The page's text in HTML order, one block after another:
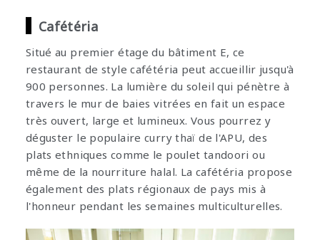
Cafétéria
Situé au premier étage du bâtiment E, ce
restaurant de style cafétéria peut accueillir jusqu'à
900 personnes. La lumière du soleil qui pénètre à
travers le mur de baies vitrées en fait un espace
très ouvert, large et lumineux. Vous pourrez y
déguster le populaire curry thaï de l'APU, des
plats ethniques comme le poulet tandoori ou
même de la nourriture halal. La cafétéria propose
également des plats régionaux de pays mis à
l'honneur pendant les semaines multiculturelles.